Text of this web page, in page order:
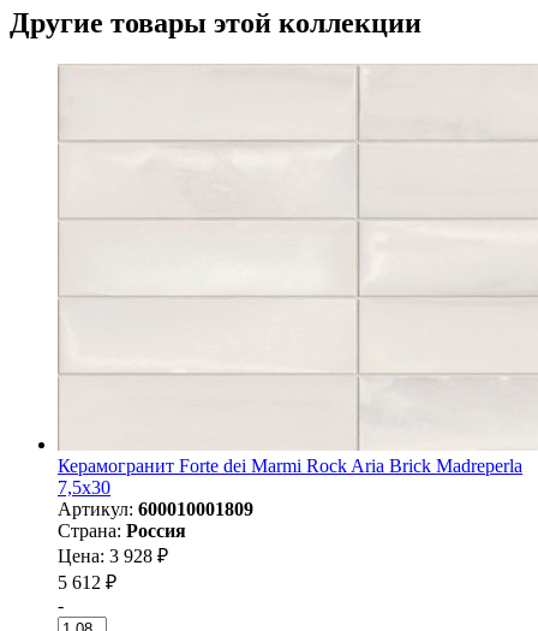
Другие товары этой коллекции
Керамогранит Forte dei Marmi Rock Aria Brick Madreperla
7,5x30
Артикул: 600010001809
Страна: Россия
Цена: 3 928 ₽
5 612 ₽
-